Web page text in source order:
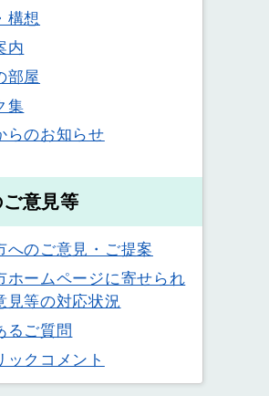
構想
内
部屋
集
らのお知らせ
意見等
へのご意見・ご提案
ホームページに寄せられ
見等の対応状況
るご質問
ックコメント